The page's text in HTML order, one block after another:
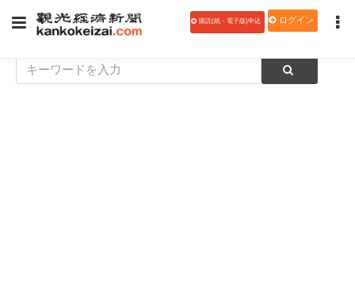
購読(紙・電子版)申込 ログイン